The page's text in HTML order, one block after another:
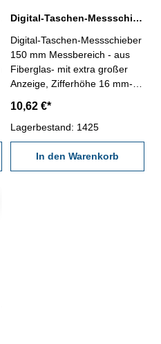
Digital-Taschen-Messschieber 150 mm Messbereich aus Fiberglas
Digital-Taschen-Messschieber
150 mm Messbereich - aus
Fiberglas- mit extra großer
Anzeige, Zifferhöhe 16 mm-
mm/inch-Taste - Ablesung 0,1
mm / 0,005" - Schnabellänge
40 mm Messbereich: 0 - 150
10,62 €*
Lagerbestand: 1425
In den Warenkorb